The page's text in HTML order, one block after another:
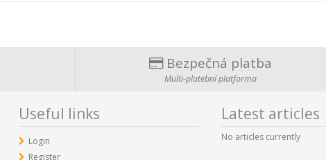
Bezpečná platba
Multi-platební platforma
Useful links
Login
Register
Latest articles
No articles currently